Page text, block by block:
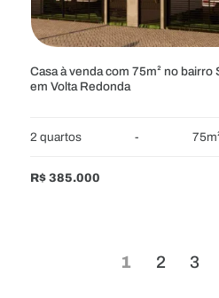
Casa à venda com 75m² no bairro
em Volta Redonda
2 quartos -
R$ 385.000
1 2 3